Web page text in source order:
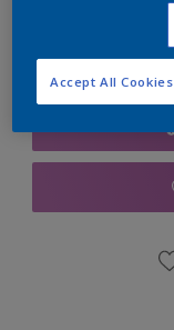
Accept All Cookies